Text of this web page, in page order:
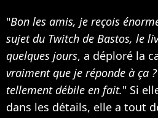
"Bon les amis, je reçois
sujet du Twitch de Bastos, le
quelques jours, a déploré la
vraiment que je réponde à ça
tellement débile en fait." Si
dans les détails, elle a tout